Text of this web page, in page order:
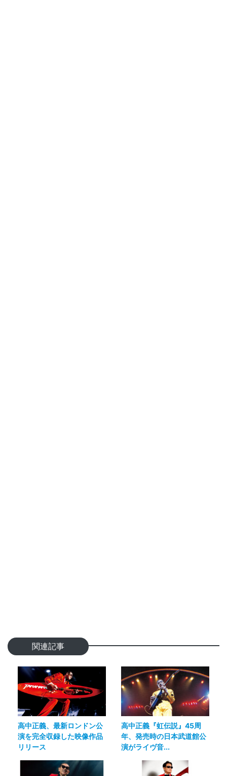
関連記事
高中正義、最新ロンドン公
演を完全収録した映像作品
リリース
高中正義『虹伝説』45周
年、発売時の日本武道館公
演がライヴ音...